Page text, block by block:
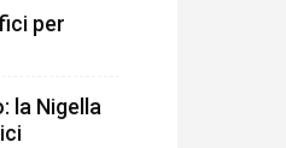
per
la Nigella